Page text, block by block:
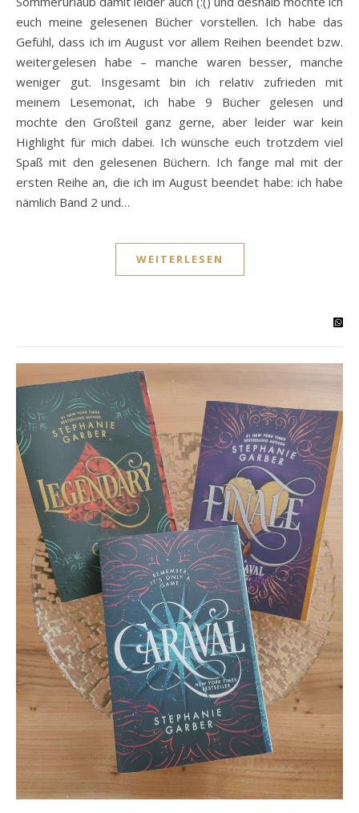
euch meine gelesenen Bücher vorstellen. Ich habe das
Gefühl, dass ich im August vor allem Reihen beendet bzw.
weitergelesen habe – manche waren besser, manche
weniger gut. Insgesamt bin ich relativ zufrieden mit
meinem Lesemonat, ich habe 9 Bücher gelesen und
mochte den Großteil ganz gerne, aber leider war kein
Highlight für mich dabei. Ich wünsche euch trotzdem viel
Spaß mit den gelesenen Büchern. Ich fange mal mit der
ersten Reihe an, die ich im August beendet habe: ich habe
nämlich Band 2 und…
WEITERLESEN